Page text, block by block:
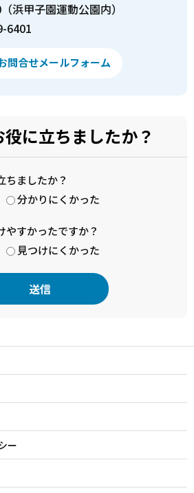
浜甲子園運動公園内）
6401
問合せメールフォーム
に立ちましたか？
ちましたか？
分かりにくかった
やすかったですか？
見つけにくかった
ー